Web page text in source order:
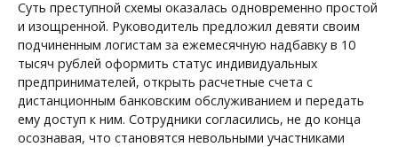
Суть преступной схемы оказалась одновременно простой
и изощренной. Руководитель предложил девяти своим
подчиненным логистам за ежемесячную надбавку в 10
тысяч рублей оформить статус индивидуальных
предпринимателей, открыть расчетные счета с
дистанционным банковским обслуживанием и передать
ему доступ к ним. Сотрудники согласились, не до конца
осознавая, что становятся невольными участниками